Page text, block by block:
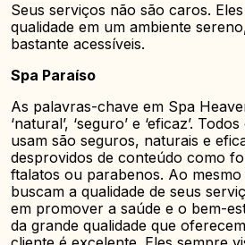
Seus serviços não são caros.
qualidade em um ambiente
bastante acessíveis.
Spa Paraíso
As palavras-chave em Spa
‘natural’, ‘seguro’ e ‘eficaz’.
usam são seguros, naturais e
desprovidos de conteúdo como
ftalatos ou parabenos. Ao
buscam a qualidade de seus
em promover a saúde e o bem-
da grande qualidade que